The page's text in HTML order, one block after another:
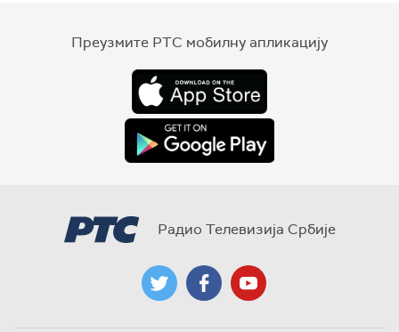
Преузмите РТС мобилну апликацију
Радио Телевизија Србије